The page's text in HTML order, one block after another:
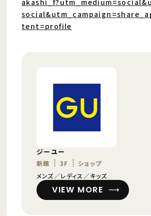
tent=profile
ジーユー
新館 3F
ショップ
メンズ／レディス／キッズ
VIEW MORE